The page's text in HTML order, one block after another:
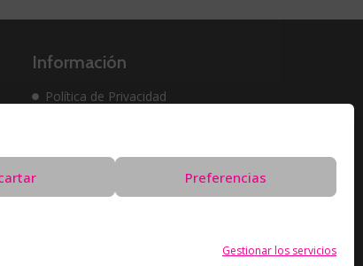
Gestionar los servicios
Preferencias
Información
Política de Privacidad